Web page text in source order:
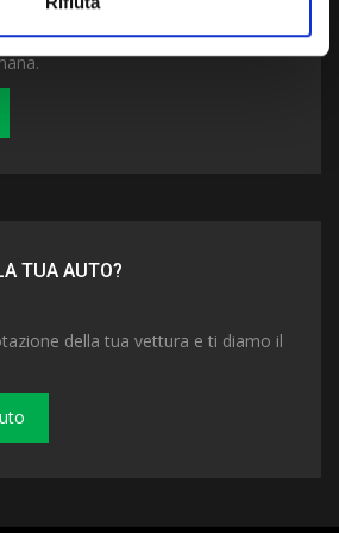
garage. Troverai nuovi
TUA AUTO?
della tua vettura e ti diamo il